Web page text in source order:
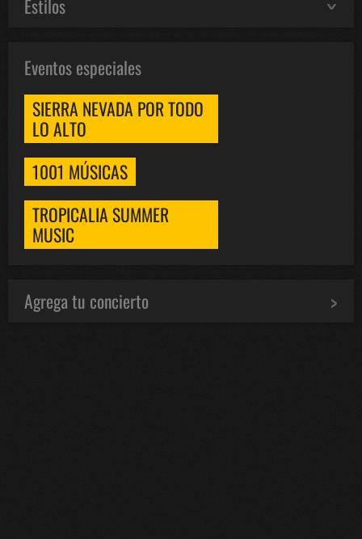
Estilos
Eventos especiales
SIERRA NEVADA POR TODO
LO ALTO
1001 MÚSICAS
TROPICALIA SUMMER
MUSIC
Agrega tu concierto